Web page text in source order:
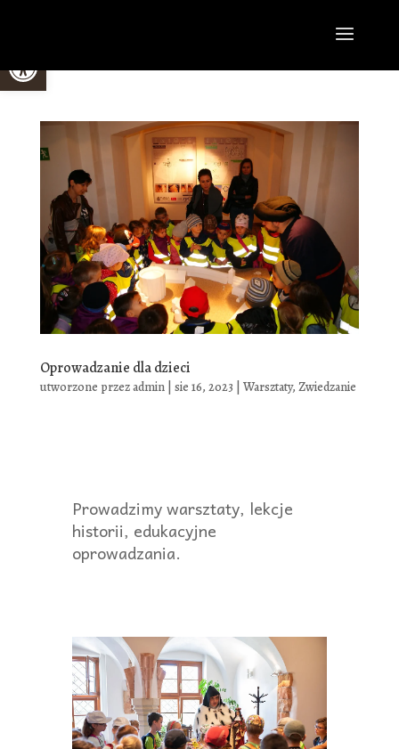
Oprowadzanie dla dzieci
utworzone przezadmin| sie 16, 2023 Warsztaty, Zwiedzanie
Prowadzimy warsztaty, lekcje
historii, edukacyjne
oprowadzania.